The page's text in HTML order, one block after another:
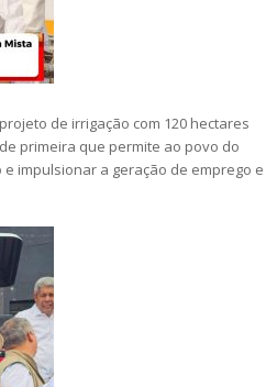
de irrigação com 120 hectares
primeira que permite ao povo do
impulsionar a geração de emprego e